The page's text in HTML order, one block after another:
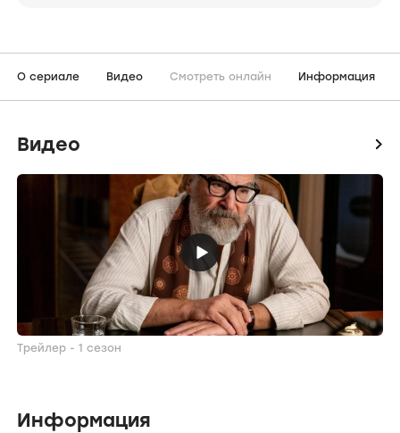
О сериале Видео Смотреть онлайн Информация
Видео icon
Трейлер - 1 сезон
Информация